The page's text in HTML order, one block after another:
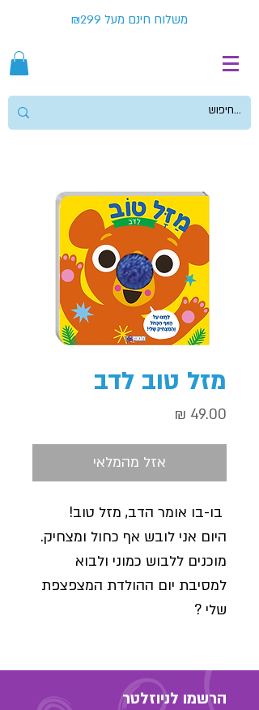
משלוח חינם מעל ₪299
מזל טוב לדב
אזל מהמלאי
בו-בו אומר הדב, מזל טוב!
היום אני לובש אף כחול ומצחיק.
מוכנים ללבוש כמוני ולבוא
למסיבת יום ההולדת המצפצפת
שלי ?
הרשמו לניוזלטר